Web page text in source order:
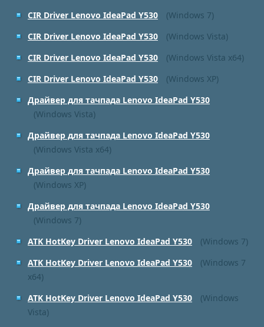
CIR Driver Lenovo IdeaPad Y530
(Windows 7)
CIR Driver Lenovo IdeaPad Y530
(Windows Vista)
CIR Driver Lenovo IdeaPad Y530
(Windows Vista x64)
CIR Driver Lenovo IdeaPad Y530
(Windows XP)
Драйвер для тачпада Lenovo IdeaPad Y530
(Windows Vista)
Драйвер для тачпада Lenovo IdeaPad Y530
(Windows Vista x64)
Драйвер для тачпада Lenovo IdeaPad Y530
(Windows XP)
Драйвер для тачпада Lenovo IdeaPad Y530
(Windows 7)
ATK HotKey Driver Lenovo IdeaPad Y530
(Windows 7)
ATK HotKey Driver Lenovo IdeaPad Y530
(Windows 7
x64)
ATK HotKey Driver Lenovo IdeaPad Y530
(Windows
Vista)